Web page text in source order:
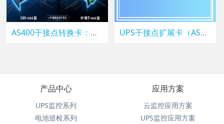
AS400干接点转换卡：让UPS看得见、控得住，守住机房供电底线 UPS干接点扩展卡（AS400卡）
产品中心
UPS监控系列
电池巡检系列
应用方案
云监控应用方案
UPS监控应用方案